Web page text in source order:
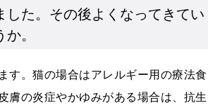
た。その後よくなってきてい
。
す。猫の場合はアレルギー用の療法食
膚の炎症やかゆみがある場合は、抗生